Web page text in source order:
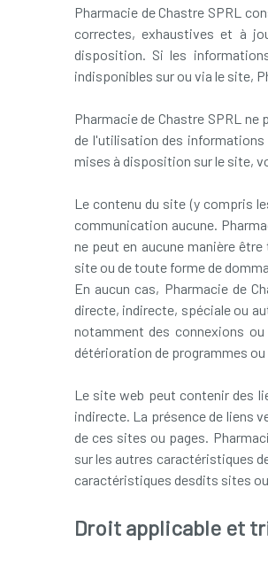
Pharmacie de Chastre SPRL
correctes, exhaustives et à
disposition. Si les
indisponibles sur ou via le site,
Pharmacie de Chastre SPRL
de l'utilisation des
mises à disposition sur le site,
Le contenu du site (y compris
communication aucune.
ne peut en aucune manière
site ou de toute forme de
En aucun cas, Pharmacie de
directe, indirecte, spéciale ou
notamment des connexions
détérioration de programmes ou
Le site web peut contenir des
indirecte. La présence de liens
de ces sites ou pages.
sur les autres caractéristiques
caractéristiques desdits sites
Droit applicable et